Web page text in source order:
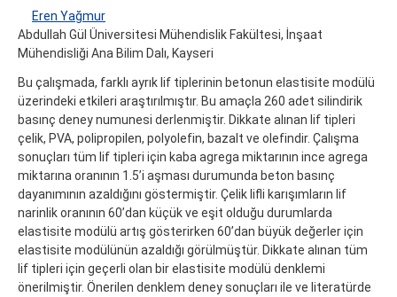
Eren Yağmur
Abdullah Gül Üniversitesi Mühendislik Fakültesi, İnşaat
Mühendisliği Ana Bilim Dalı, Kayseri
Bu çalışmada, farklı ayrık lif tiplerinin betonun elastisite modülü
üzerindeki etkileri araştırılmıştır. Bu amaçla 260 adet silindirik
basınç deney numunesi derlenmiştir. Dikkate alınan lif tipleri
çelik, PVA, polipropilen, polyolefin, bazalt ve olefindir. Çalışma
sonuçları tüm lif tipleri için kaba agrega miktarının ince agrega
miktarına oranının 1.5’i aşması durumunda beton basınç
dayanımının azaldığını göstermiştir. Çelik lifli karışımların lif
narinlik oranının 60’dan küçük ve eşit olduğu durumlarda
elastisite modülü artış gösterirken 60’dan büyük değerler için
elastisite modülünün azaldığı görülmüştür. Dikkate alınan tüm
lif tipleri için geçerli olan bir elastisite modülü denklemi
önerilmiştir. Önerilen denklem deney sonuçları ile ve literatürde